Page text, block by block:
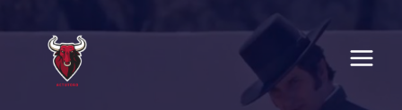
to
content